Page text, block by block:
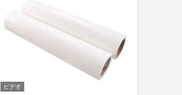
ビデオ